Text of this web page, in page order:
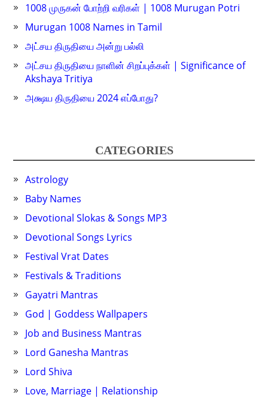
1008 முருகன் போற்றி வரிகள் | 1008 Murugan Potri
Murugan 1008 Names in Tamil
அட்சய திருதியை அன்று பல்லி
அட்சய திருதியை நாளின் சிறப்புக்கள் | Significance of
Akshaya Tritiya
அக்ஷய திருதியை 2024 எப்போது?
CATEGORIES
Astrology
Baby Names
Devotional Slokas & Songs MP3
Devotional Songs Lyrics
Festival Vrat Dates
Festivals & Traditions
Gayatri Mantras
God | Goddess Wallpapers
Job and Business Mantras
Lord Ganesha Mantras
Lord Shiva
Love, Marriage | Relationship